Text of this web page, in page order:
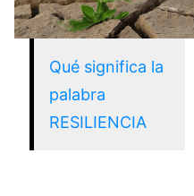
Qué significa la
palabra
RESILIENCIA